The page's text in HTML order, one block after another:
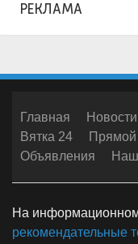
РЕКЛАМА
Главная Новости
Вятка 24
Объявления
На
рекомендательные